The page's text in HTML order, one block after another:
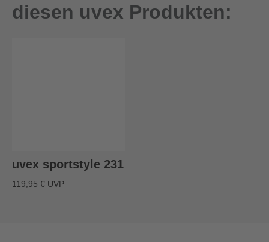
diesen uvex Produkten:
uvex sportstyle 231
119,95 € UVP